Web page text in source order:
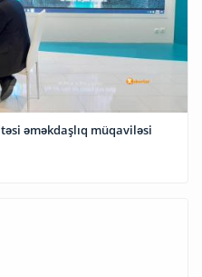
əməkdaşlıq müqaviləsi